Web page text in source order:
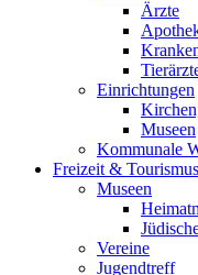
Ärzte
Einrichtungen
Museen
Kommunale
Freizeit & Tourismus
Museen
Vereine
Jugendtreff